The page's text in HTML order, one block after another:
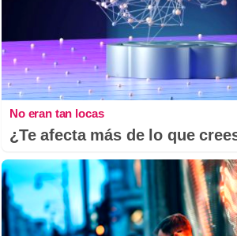
No eran tan locas
¿Te afecta más de lo que